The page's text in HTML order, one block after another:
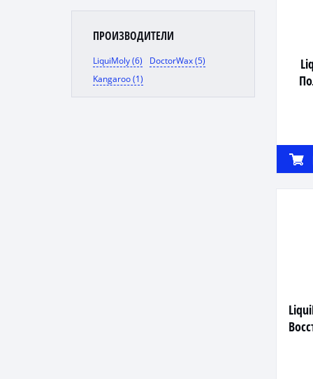
ПРОИЗВОДИТЕЛИ
LiquiMoly (6)
DoctorWax (5)
Kangaroo (1)